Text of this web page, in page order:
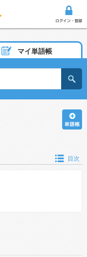
マイ単語帳
目次